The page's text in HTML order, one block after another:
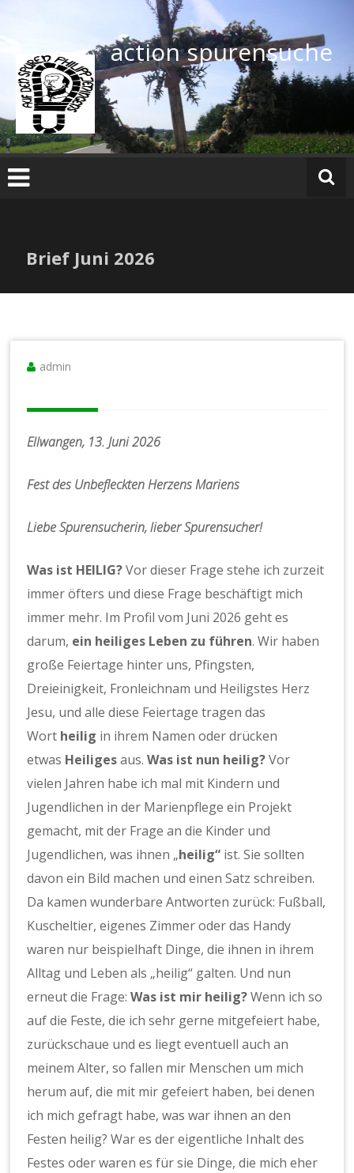
action spurensuche
Brief Juni 2026
admin
Ellwangen, 13. Juni 2026
Fest des Unbefleckten Herzens Mariens
Liebe Spurensucherin, lieber Spurensucher!
Was ist HEILIG?Vor dieser Frage stehe ich zurzeit
immer öfters und diese Frage beschäftigt mich
immer mehr. Im Profil vom Juni 2026 geht es
darum, ein heiliges Leben zu führen. Wir haben
große Feiertage hinter uns, Pfingsten,
Dreieinigkeit, Fronleichnam und Heiligstes Herz
Jesu, und alle diese Feiertage tragen das
Wort heilig in ihrem Namen oder drücken
etwas Heiligesaus.Was ist nun heilig?Vor
vielen Jahren habe ich mal mit Kindern und
Jugendlichen in der Marienpflege ein Projekt
gemacht, mit der Frage an die Kinder und
Jugendlichen, was ihnen „heilig“ ist. Sie sollten
davon ein Bild machen und einen Satz schreiben.
Da kamen wunderbare Antworten zurück: Fußball,
Kuscheltier, eigenes Zimmer oder das Handy
waren nur beispielhaft Dinge, die ihnen in ihrem
Alltag und Leben als „heilig“ galten. Und nun
erneut die Frage:Was ist mir heilig?Wenn ich so
auf die Feste, die ich sehr gerne mitgefeiert habe,
zurückschaue und es liegt eventuell auch an
meinem Alter, so fallen mir Menschen um mich
herum auf, die mit mir gefeiert haben, bei denen
ich mich gefragt habe, was war ihnen an den
Festen heilig? War es der eigentliche Inhalt des
Festes oder waren es für sie Dinge, die mich eher